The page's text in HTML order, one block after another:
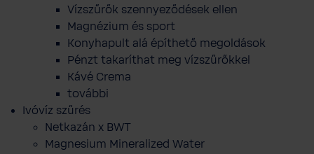
Vízszűrők szennyeződések ellen
Magnézium és sport
Konyhapult alá építhető megoldások
Pénzt takaríthat meg vízszűrőkkel
Kávé Crema
további
Ivóvíz szűrés
Netkazán x BWT
Magnesium Mineralized Water